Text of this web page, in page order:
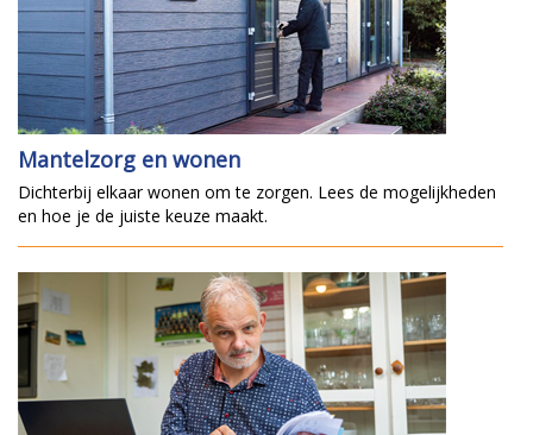
Mantelzorg en wonen
Dichterbij elkaar wonen om te zorgen. Lees de mogelijkheden
en hoe je de juiste keuze maakt.